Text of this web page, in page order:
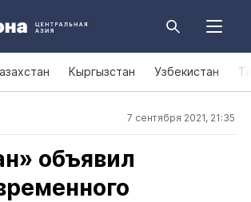
Кыргызстан Узбекистан
7 сентября 2021, 21:35
объявил